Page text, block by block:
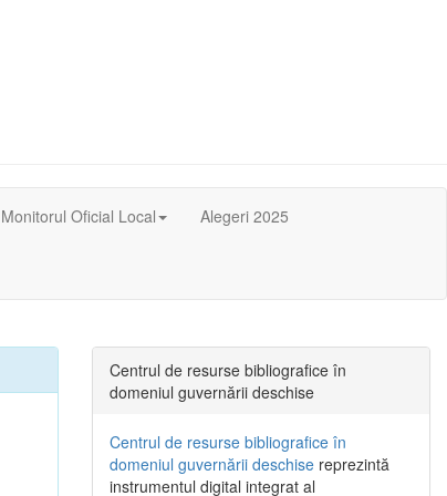
Monitorul Oficial Local Alegeri 2025
Centrul de resurse bibliografice în
domeniul guvernării deschise
Centrul de resurse bibliografice în
domeniul guvernării deschise reprezintă
instrumentul digital integrat al